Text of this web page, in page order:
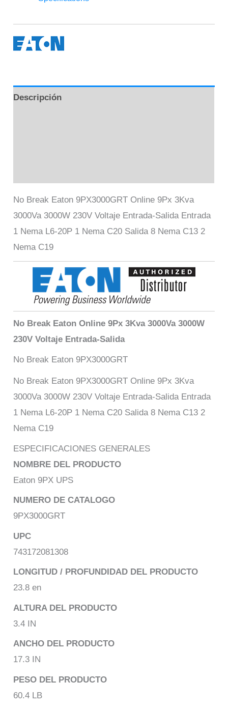
Descripción
No Break Eaton 9PX3000GRT Online 9Px 3Kva
3000Va 3000W 230V Voltaje Entrada-Salida Entrada
1 Nema L6-20P 1 Nema C20 Salida 8 Nema C13 2
Nema C19
No Break Eaton Online 9Px 3Kva 3000Va 3000W
230V Voltaje Entrada-Salida
No Break Eaton 9PX3000GRT
No Break Eaton 9PX3000GRT Online 9Px 3Kva
3000Va 3000W 230V Voltaje Entrada-Salida Entrada
1 Nema L6-20P 1 Nema C20 Salida 8 Nema C13 2
Nema C19
ESPECIFICACIONES GENERALES
NOMBRE DEL PRODUCTO
Eaton 9PX UPS
NUMERO DE CATALOGO
9PX3000GRT
UPC
743172081308
LONGITUD / PROFUNDIDAD DEL PRODUCTO
23.8 en
ALTURA DEL PRODUCTO
3.4 IN
ANCHO DEL PRODUCTO
17.3 IN
PESO DEL PRODUCTO
60.4 LB